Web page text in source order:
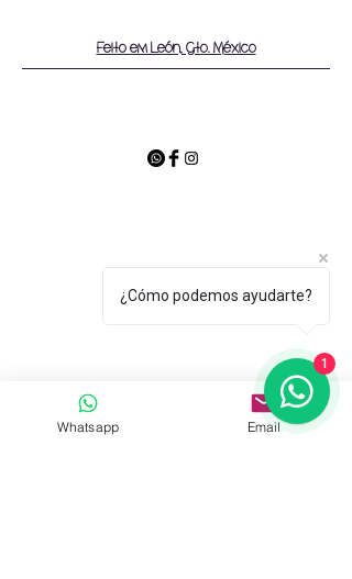
Feito em León, Gto. México
Whatsapp Email
¿Cómo podemos ayudarte?
1